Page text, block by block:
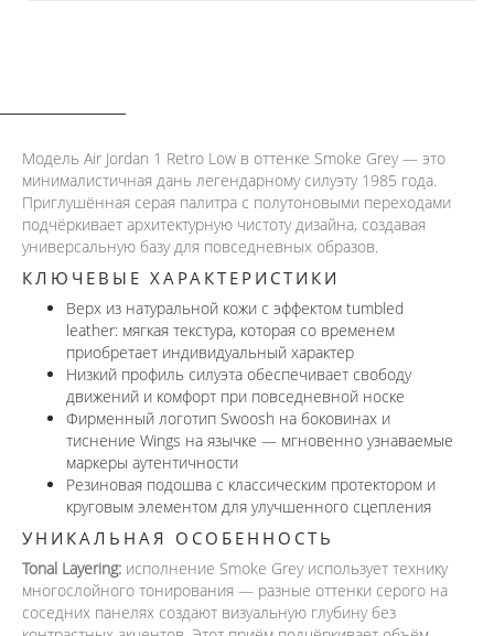
Модель Air Jordan 1 Retro Low в оттенке Smoke Grey — это
минималистичная дань легендарному силуэту 1985 года.
Приглушённая серая палитра с полутоновыми переходами
подчёркивает архитектурную чистоту дизайна, создавая
универсальную базу для повседневных образов.
КЛЮЧЕВЫЕ ХАРАКТЕРИСТИКИ
Верх из натуральной кожи с эффектом tumbled
leather: мягкая текстура, которая со временем
приобретает индивидуальный характер
Низкий профиль силуэта обеспечивает свободу
движений и комфорт при повседневной носке
Фирменный логотип Swoosh на боковинах и
тиснение Wings на язычке — мгновенно узнаваемые
маркеры аутентичности
Резиновая подошва с классическим протектором и
круговым элементом для улучшенного сцепления
УНИКАЛЬНАЯ ОСОБЕННОСТЬ
Tonal Layering: исполнение Smoke Grey использует технику
многослойного тонирования — разные оттенки серого на
соседних панелях создают визуальную глубину без